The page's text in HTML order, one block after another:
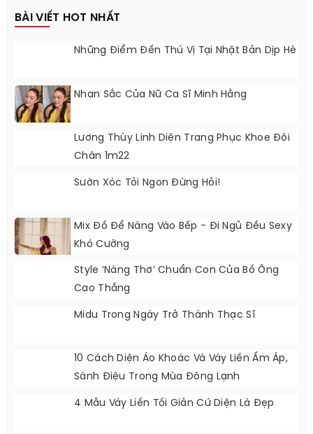
BÀI VIẾT HOT NHẤT
Những Điểm Đến Thú Vị Tại Nhật Bản Dịp Hè
Nhan Sắc Của Nữ Ca Sĩ Minh Hằng
Lương Thùy Linh Diện Trang Phục Khoe Đôi
Chân 1m22
Sườn Xóc Tỏi Ngon Đừng Hỏi!
Mix Đồ Để Nàng Vào Bếp - Đi Ngủ Đều Sexy
Khó Cưỡng
Style ‘nàng Thơ’ Chuẩn Con Của Bố Ông
Cao Thắng
Midu Trong Ngày Trở Thành Thạc Sĩ
10 Cách Diện Áo Khoác Và Váy Liền Ấm Áp,
Sành Điệu Trong Mùa Đông Lạnh
4 Mẫu Váy Liền Tối Giản Cứ Diện Là Đẹp